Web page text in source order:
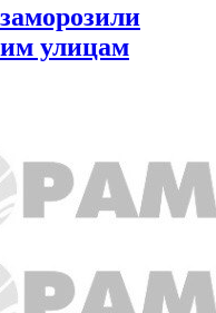
улицам